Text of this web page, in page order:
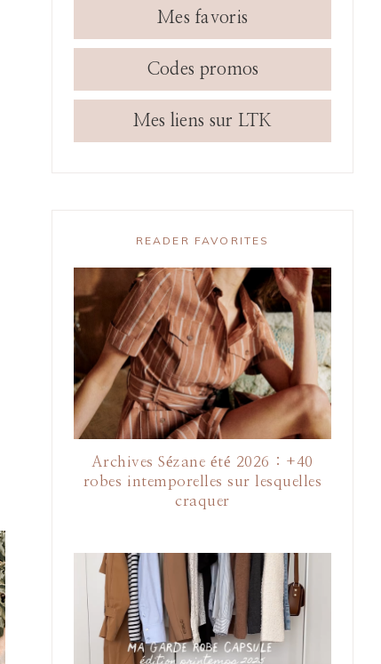
Mes favoris
Codes promos
Mes liens sur LTK
READER FAVORITES
Archives Sézane été 2026 : +40
robes intemporelles sur lesquelles
craquer